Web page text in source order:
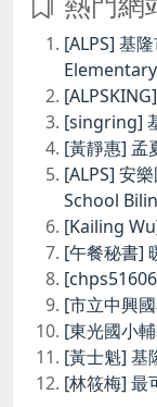
[ALPS] 基
[singring]
[黃靜惠] 孟
[ALPS] 安
School
[Kailing
[午餐秘書]
[市立中興
[東光國小
[黃士魁] 基
[林筱梅] 最